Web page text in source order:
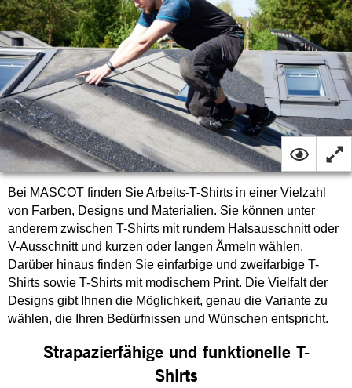
Bei MASCOT finden Sie Arbeits-T-Shirts in einer Vielzahl
von Farben, Designs und Materialien. Sie können unter
anderem zwischen T-Shirts mit rundem Halsausschnitt oder
V-Ausschnitt und kurzen oder langen Ärmeln wählen.
Darüber hinaus finden Sie einfarbige und zweifarbige T-
Shirts sowie T-Shirts mit modischem Print. Die Vielfalt der
Designs gibt Ihnen die Möglichkeit, genau die Variante zu
wählen, die Ihren Bedürfnissen und Wünschen entspricht.
Strapazierfähige und funktionelle T-
Shirts